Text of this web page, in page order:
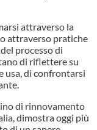
attraverso la
attraverso pratiche
processo di
di riflettere su
usa, di confrontarsi
di rinnovamento
dimostra oggi più